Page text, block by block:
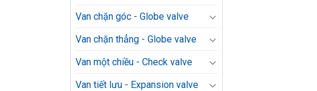
Van chặn góc - Globe valve
Van chặn thẳng - Globe valve
Van một chiều - Check valve
Van tiết lưu - Expansion valve